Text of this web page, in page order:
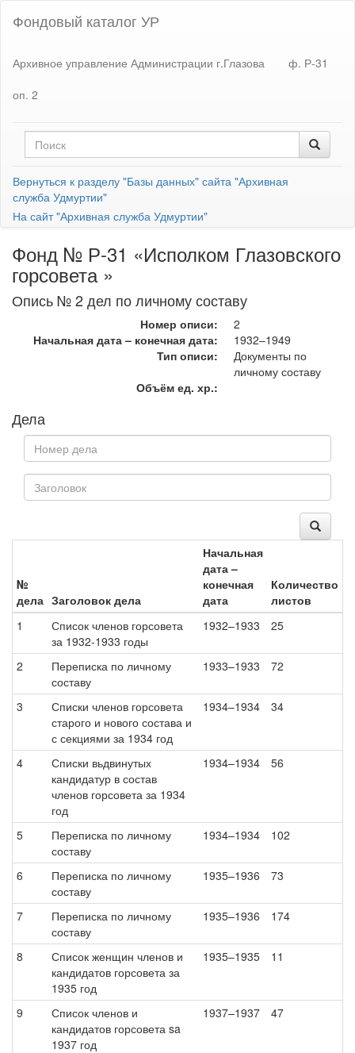
Фондовый каталог УР
Архивное управление Администрации г.Глазова
ф. Р-31
оп. 2
Вернуться к разделу "Базы данных" сайта "Архивная
служба Удмуртии"
На сайт "Архивная служба Удмуртии"
Фонд № Р-31 «Исполком Глазовского
горсовета »
Опись № 2 дел по личному составу
Номер описи:
2
Начальная дата – конечная дата:
1932–1949
Тип описи:
Документы по
личному составу
Объём ед. хр.:
Дела
№
дела Заголовок дела
Начальная
дата –
конечная
дата
Количество
листов
1
Список членов горсовета
за 1932-1933 годы
1932–1933 25
2
Переписка по личному
составу
1933–1933 72
3
Списки членов горсовета
старого и нового состава и
с секциями за 1934 год
1934–1934 34
4
Списки вьдвинутых
кандидатур в состав
членов горсовета за 1934
год
1934–1934 56
5
Переписка по личному
составу
1934–1934 102
6
Переписка по личному
составу
1935–1936 73
7
Переписка по личному
составу
1935–1936 174
8
Список женщин членов и
кандидатов горсовета за
1935 год
1935–1935 11
9
Список членов и
кандидатов горсовета sa
1937 год
1937–1937 47